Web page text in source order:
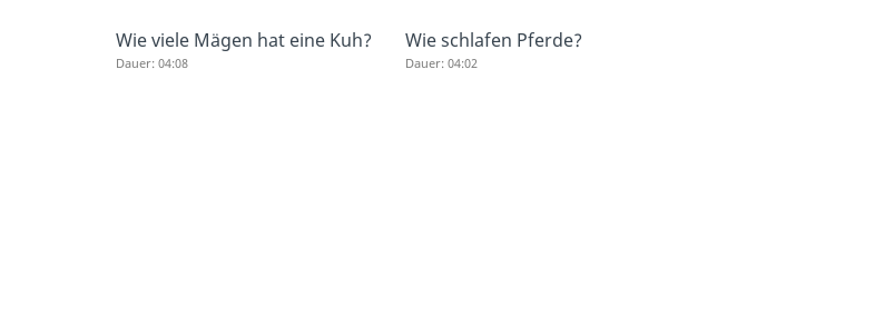
Wie viele Mägen hat eine Kuh?
Dauer: 04:08
Wie schlafen Pferde?
Dauer: 04:02